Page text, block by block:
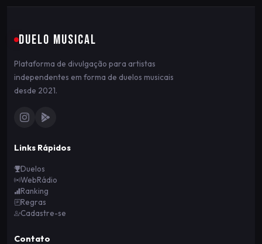
DUELO MUSICAL
Plataforma de divulgação para artistas
independentes em forma de duelos musicais
desde 2021.
Links Rápidos
Duelos
WebRádio
Ranking
Regras
Cadastre-se
Contato